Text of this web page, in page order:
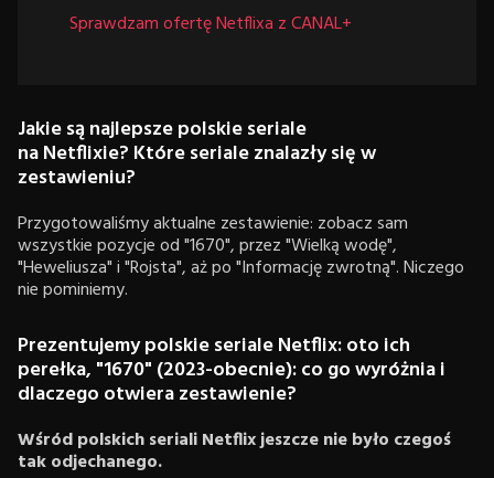
Sprawdzam ofertę Netflixa z CANAL+
Jakie są najlepsze polskie seriale
na Netflixie? Które seriale znalazły się w
zestawieniu?
Przygotowaliśmy aktualne zestawienie: zobacz sam
wszystkie pozycje od "1670", przez "Wielką wodę",
"Heweliusza" i "Rojsta", aż po "Informację zwrotną". Niczego
nie pominiemy.
Prezentujemy polskie seriale Netflix: oto ich
perełka, "1670" (2023-obecnie): co go wyróżnia i
dlaczego otwiera zestawienie?
Wśród polskich seriali Netflix jeszcze nie było czegoś
tak odjechanego.